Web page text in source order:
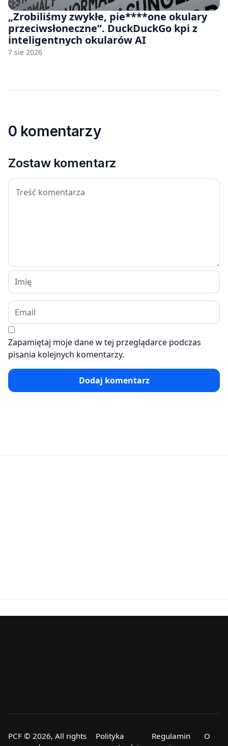
„Zrobiliśmy zwykłe, pie****one okulary
przeciwsłoneczne”. DuckDuckGo kpi z
inteligentnych okularów AI
7 sie 2026
0 komentarzy
Zostaw komentarz
Zapamiętaj moje dane w tej przeglądarce podczas
pisania kolejnych komentarzy.
Dodaj komentarz
PCF © 2026, All rights
Polityka
Regulamin
O